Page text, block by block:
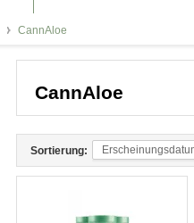
CannAloe
CannAloe
Sortierung: